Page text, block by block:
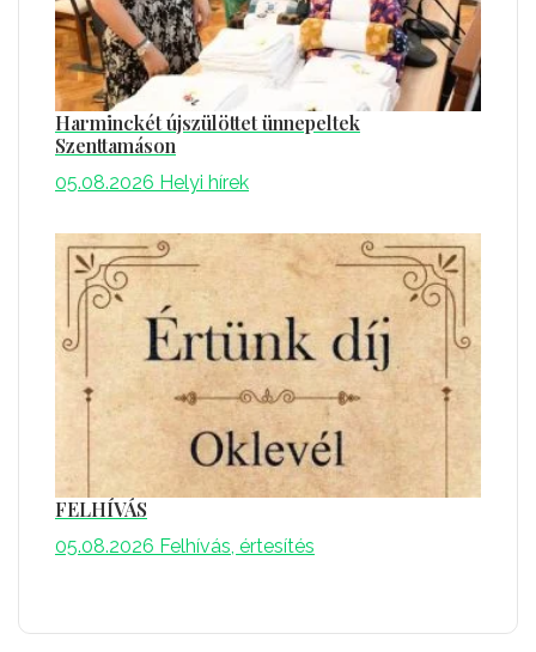
Harminckét újszülöttet ünnepeltek
Szenttamáson
05.08.2026 Helyi hírek
FELHÍVÁS
05.08.2026 Felhívás, értesítés